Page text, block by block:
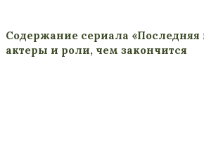
Содержание сериала «Последняя
актеры и роли, чем закончится